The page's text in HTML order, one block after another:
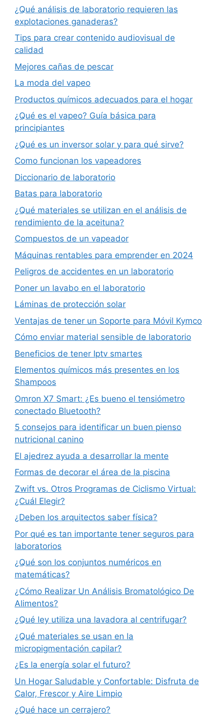
¿Qué análisis de laboratorio requieren las
explotaciones ganaderas?
Tips para crear contenido audiovisual de
calidad
Mejores cañas de pescar
La moda del vapeo
Productos químicos adecuados para el hogar
¿Qué es el vapeo? Guía básica para
principiantes
¿Qué es un inversor solar y para qué sirve?
Como funcionan los vapeadores
Diccionario de laboratorio
Batas para laboratorio
¿Qué materiales se utilizan en el análisis de
rendimiento de la aceituna?
Compuestos de un vapeador
Máquinas rentables para emprender en 2024
Peligros de accidentes en un laboratorio
Poner un lavabo en el laboratorio
Láminas de protección solar
Ventajas de tener un Soporte para Móvil Kymco
Cómo enviar material sensible de laboratorio
Beneficios de tener Iptv smartes
Elementos químicos más presentes en los
Shampoos
Omron X7 Smart: ¿Es bueno el tensiómetro
conectado Bluetooth?
5 consejos para identificar un buen pienso
nutricional canino
El ajedrez ayuda a desarrollar la mente
Formas de decorar el área de la piscina
Zwift vs. Otros Programas de Ciclismo Virtual:
¿Cuál Elegir?
¿Deben los arquitectos saber física?
Por qué es tan importante tener seguros para
laboratorios
¿Qué son los conjuntos numéricos en
matemáticas?
¿Cómo Realizar Un Análisis Bromatológico De
Alimentos?
¿Qué ley utiliza una lavadora al centrifugar?
¿Qué materiales se usan en la
micropigmentación capilar?
¿Es la energía solar el futuro?
Un Hogar Saludable y Confortable: Disfruta de
Calor, Frescor y Aire Limpio
¿Qué hace un cerrajero?